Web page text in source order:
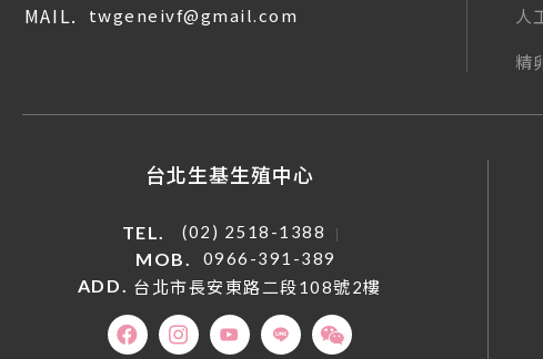
MAIL. twgeneivf@gmail.com
人
精
台北生基生殖中心
TEL. (02) 2518-1388
MOB. 0966-391-389
ADD. 台北市長安東路二段108號2樓